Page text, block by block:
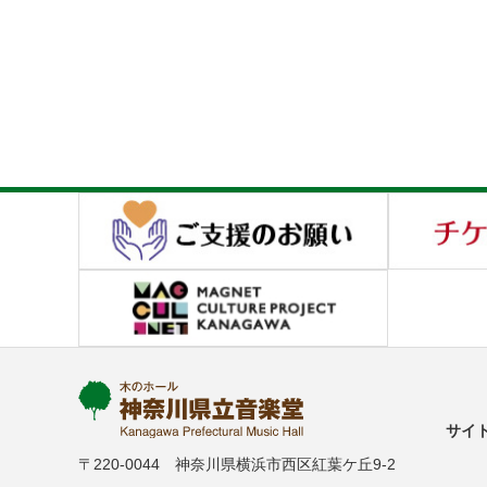
〒220-0044 神奈川県横浜市西区紅葉ケ丘9-2
サイ